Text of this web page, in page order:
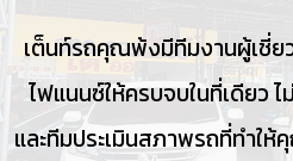
เต็นท์รถคุณพ้งมีทีมงานผู้เชี่
ไฟแนนซ์ให้ครบจบในที่เดียว
และทีมประเมินสภาพรถที่ทำให้